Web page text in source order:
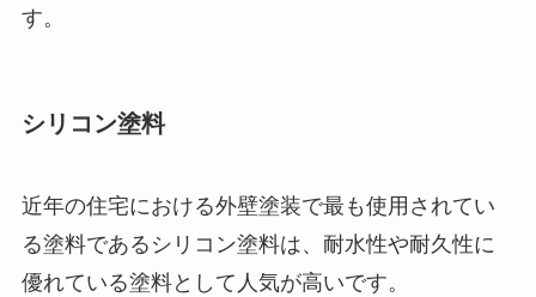
す。
シリコン塗料
近年の住宅における外壁塗装で最も使用されてい
る塗料であるシリコン塗料は、耐水性や耐久性に
優れている塗料として人気が高いです。